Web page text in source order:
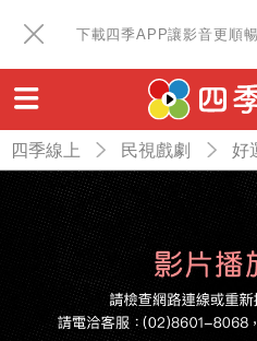
下載四季APP讓影音更順暢
四季線上 民視戲劇 好